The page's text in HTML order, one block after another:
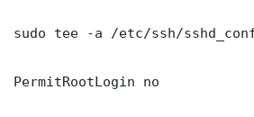
sudo tee -a /etc/ssh/
PermitRootLogin no